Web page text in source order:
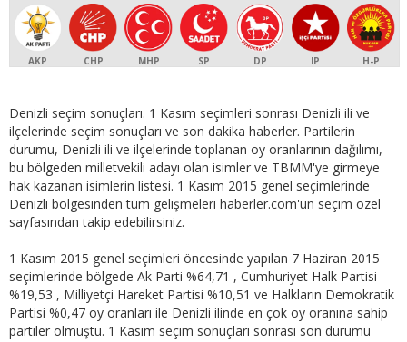
AKP CHP MHP SP DP IP H-P
Denizli seçim sonuçları. 1 Kasım seçimleri sonrası Denizli ili ve
ilçelerinde seçim sonuçları ve son dakika haberler. Partilerin
durumu, Denizli ili ve ilçelerinde toplanan oy oranlarının dağılımı,
bu bölgeden milletvekili adayı olan isimler ve TBMM'ye girmeye
hak kazanan isimlerin listesi. 1 Kasım 2015 genel seçimlerinde
Denizli bölgesinden tüm gelişmeleri haberler.com'un seçim özel
sayfasından takip edebilirsiniz.
1 Kasım 2015 genel seçimleri öncesinde yapılan 7 Haziran 2015
seçimlerinde bölgede Ak Parti %64,71 , Cumhuriyet Halk Partisi
%19,53 , Milliyetçi Hareket Partisi %10,51 ve Halkların Demokratik
Partisi %0,47 oy oranları ile Denizli ilinde en çok oy oranına sahip
partiler olmuştu. 1 Kasım seçim sonuçları sonrası son durumu